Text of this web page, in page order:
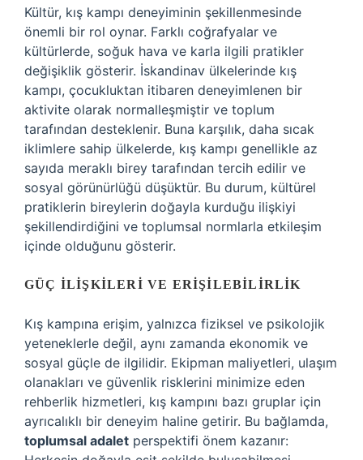
Kültür, kış kampı deneyiminin şekillenmesinde
önemli bir rol oynar. Farklı coğrafyalar ve
kültürlerde, soğuk hava ve karla ilgili pratikler
değişiklik gösterir. İskandinav ülkelerinde kış
kampı, çocukluktan itibaren deneyimlenen bir
aktivite olarak normalleşmiştir ve toplum
tarafından desteklenir. Buna karşılık, daha sıcak
iklimlere sahip ülkelerde, kış kampı genellikle az
sayıda meraklı birey tarafından tercih edilir ve
sosyal görünürlüğü düşüktür. Bu durum, kültürel
pratiklerin bireylerin doğayla kurduğu ilişkiyi
şekillendirdiğini ve toplumsal normlarla etkileşim
içinde olduğunu gösterir.
GÜÇ İLIŞKILERI VE ERIŞILEBILIRLIK
Kış kampına erişim, yalnızca fiziksel ve psikolojik
yeteneklerle değil, aynı zamanda ekonomik ve
sosyal güçle de ilgilidir. Ekipman maliyetleri, ulaşım
olanakları ve güvenlik risklerini minimize eden
rehberlik hizmetleri, kış kampını bazı gruplar için
ayrıcalıklı bir deneyim haline getirir. Bu bağlamda,
toplumsal adalet perspektifi önem kazanır: